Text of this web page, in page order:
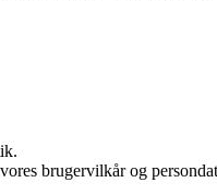
brugervilkår og